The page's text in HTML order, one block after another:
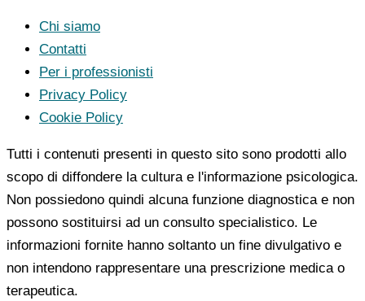
Chi siamo
Contatti
Per i professionisti
Privacy Policy
Cookie Policy
Tutti i contenuti presenti in questo sito sono prodotti allo
scopo di diffondere la cultura e l'informazione psicologica.
Non possiedono quindi alcuna funzione diagnostica e non
possono sostituirsi ad un consulto specialistico. Le
informazioni fornite hanno soltanto un fine divulgativo e
non intendono rappresentare una prescrizione medica o
terapeutica.